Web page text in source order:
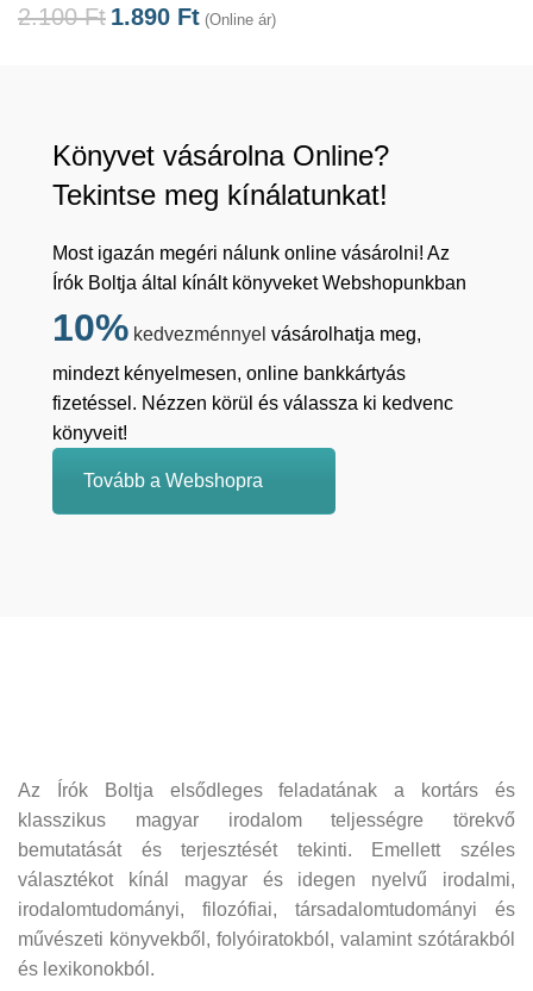
2.100Ft 1.890 Ft (Online ár)
Könyvet vásárolna Online?
Tekintse meg kínálatunkat!
Most igazán megéri nálunk online vásárolni! Az
Írók Boltja által kínált könyveket Webshopunkban
10% kedvezménnyel vásárolhatja meg,
mindezt kényelmesen, online bankkártyás
fizetéssel. Nézzen körül és válassza ki kedvenc
könyveit!
Tovább a Webshopra
Az Írók Boltja elsődleges feladatának a kortárs és
klasszikus magyar irodalom teljességre törekvő
bemutatását és terjesztését tekinti. Emellett széles
választékot kínál magyar és idegen nyelvű irodalmi,
irodalomtudományi, filozófiai, társadalomtudományi és
művészeti könyvekből, folyóiratokból, valamint szótárakból
és lexikonokból.